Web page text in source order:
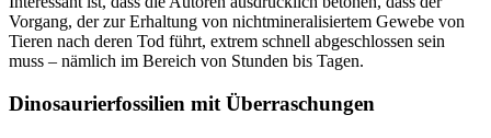
Vorgang, der zur Erhaltung von nichtmineralisiertem Gewebe von
Tieren nach deren Tod führt, extrem schnell abgeschlossen sein
muss – nämlich im Bereich von Stunden bis Tagen.
Dinosaurierfossilien mit Überraschungen